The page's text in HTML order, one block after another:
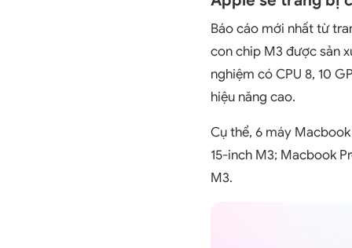
Báo cáo mới nhất từ
con chip M3 được sản
nghiệm có CPU 8, 10
hiệu năng cao.
Cụ thể, 6 máy
15-inch M3; Macbook
M3.